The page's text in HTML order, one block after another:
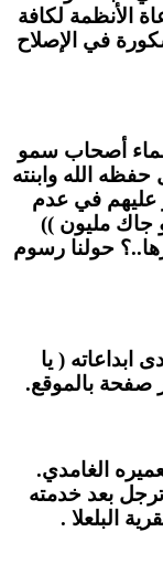
الأنظمة لكافة
في الإصلاح
أصحاب سمو
الله وابنته
في عدم
جاك مليون ))
حولنا رسوم
ابداعاته ( يا
صفحة بالموقع.
الغامدي.
بعد خدمته